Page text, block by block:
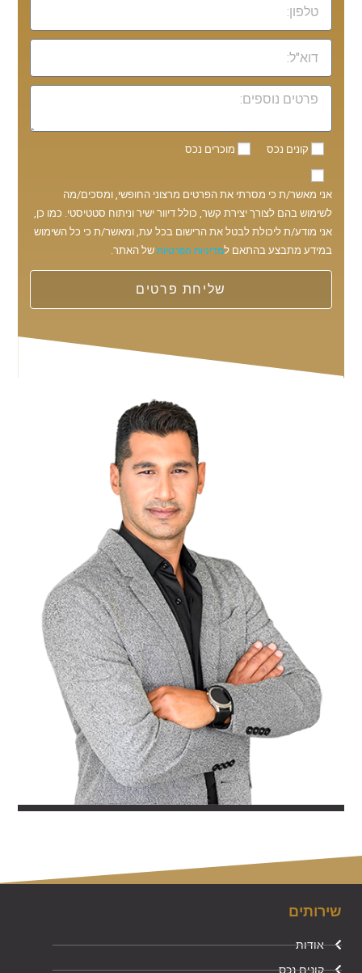
קונים נכס מוכרים נכס
אני מאשר/ת כי מסרתי את הפרטים מרצוני החופשי, ומסכים/מה
לשימוש בהם לצורך יצירת קשר, כולל דיוור ישיר וניתוח סטטיסטי. כמו כן,
אני מודע/ת ליכולת לבטל את הרישום בכל עת, ומאשר/ת כי כל השימוש
במידע מתבצע בהתאם למדיניות הפרטיות של האתר.
שליחת פרטים
שירותים
אודות
קונים נכס